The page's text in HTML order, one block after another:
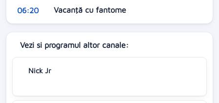
06:20 Vacanţă cu fantome
Vezi si programul altor canale:
Nick Jr